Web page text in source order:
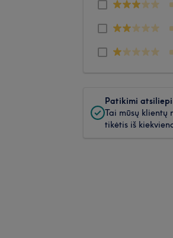
Patikimi
Tai mūsų klientų
tikėtis iš